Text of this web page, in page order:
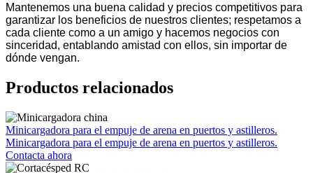
Mantenemos una buena calidad y precios competitivos para
garantizar los beneficios de nuestros clientes; respetamos a
cada cliente como a un amigo y hacemos negocios con
sinceridad, entablando amistad con ellos, sin importar de
dónde vengan.
Productos relacionados
Minicargadora para el empuje de arena en puertos y astilleros.
Minicargadora para el empuje de arena en puertos y astilleros.
Contacta ahora